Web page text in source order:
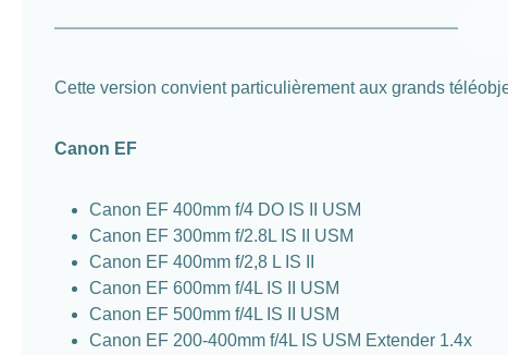
Cette version convient particulièrement aux grands
Canon EF
Canon EF 400mm f/4 DO IS II USM
Canon EF 300mm f/2.8L IS II USM
Canon EF 400mm f/2,8 L IS II
Canon EF 600mm f/4L IS II USM
Canon EF 500mm f/4L IS II USM
Canon EF 200-400mm f/4L IS USM Extender 1.4x